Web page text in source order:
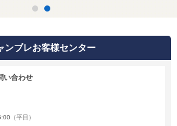
ンブレお客様センター
い合わせ
（平日）